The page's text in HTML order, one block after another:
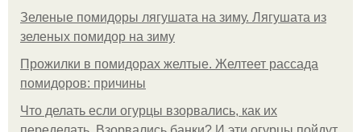
Зеленые помидоры лягушата на зиму. Лягушата из
зеленых помидор на зиму
Прожилки в помидорах желтые. Желтеет рассада
помидоров: причины
Что делать если огурцы взорвались, как их